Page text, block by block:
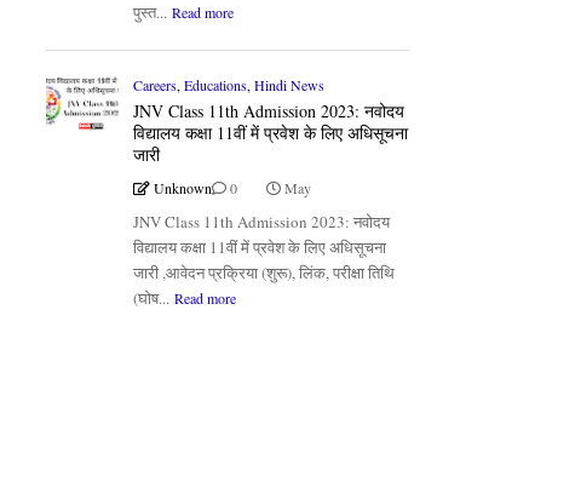
पुस्त... Read more
Careers, Educations, Hindi News
JNV Class 11th Admission 2023: नवोदय
विद्यालय कक्षा 11वीं में प्रवेश के लिए अधिसूचना
जारी
Unknown 0 May
JNV Class 11th Admission 2023: नवोदय
विद्यालय कक्षा 11वीं में प्रवेश के लिए अधिसूचना
जारी ,आवेदन प्रक्रिया (शुरू), लिंक, परीक्षा तिथि
(घोष... Read more